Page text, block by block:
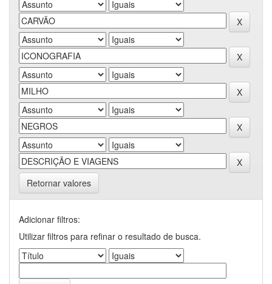
Retornar valores
Adicionar filtros:
Utilizar filtros para refinar o resultado de busca.